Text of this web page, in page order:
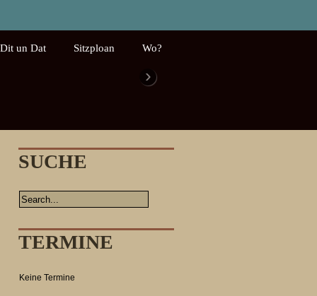
Dit un Dat Sitzploan Wo?
›
SUCHE
TERMINE
Keine Termine